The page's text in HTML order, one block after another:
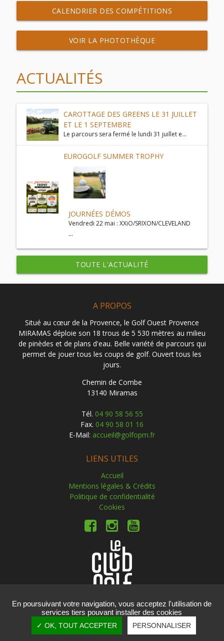
CALENDRIER DES COMPÉTITIONS
VOIR LA PHOTOTHÈQUE
ACTUALITÉS
CAROTTAGE DES GREENS LE 31 JUILLET
ET LE 1 SEPTEMBRE
Le parcours sera fermé le lundi 31 juillet e...
EUROGOLF SUMMER TROPHY
JOURNÉES DÉMOS
Vendredi 22 mai : XXiO/SRIXON/CLEVELAND
...
TOUTE L'ACTUALITÉ
A PROPOS
Situé au cœur de la Provence, le Golf Ouest Provence
MIRAMAS déploie son 18 trous de 5 530 mètres au milieu
de pinèdes et de plans d'eau. Belle variété de parcours qui
permet de jouer tous les coups de golf. Ouvert tous les
jours.
Chemin de Combe
13140 Miramas
Tél. 04 90 58 56 55
Fax. 04 90 58 01 16
E-Mail: accueil@golfopm.fr
LIENS UTILES
Accueil
Mentions légales & Crédits
Politique de confidentialité
Cookies
Copyright © 2019 Golf Ouest Provence Miramas. Tous
droits réservés.
En poursuivant votre navigation, vous acceptez l'utilisation de
services tiers pouvant installer des cookies
✓ OK, TOUT ACCEPTER PERSONNALISER